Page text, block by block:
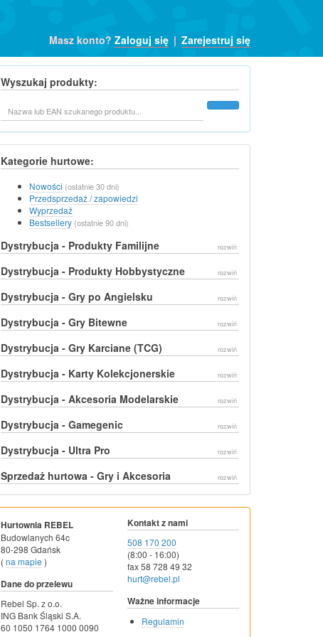
Masz konto? Zaloguj się | Zarejestruj się
Wyszukaj produkty:
Kategorie hurtowe:
Nowości (ostatnie 30 dni)
Przedsprzedaż / zapowiedzi
Wyprzedaż
Bestsellery (ostatnie 90 dni)
Dystrybucja - Produkty Familijne rozwiń
Dystrybucja - Produkty Hobbystyczne rozwiń
Dystrybucja - Gry po Angielsku rozwiń
Dystrybucja - Gry Bitewne rozwiń
Dystrybucja - Gry Karciane (TCG) rozwiń
Dystrybucja - Karty Kolekcjonerskie rozwiń
Dystrybucja - Akcesoria Modelarskie rozwiń
Dystrybucja - Gamegenic rozwiń
Dystrybucja - Ultra Pro rozwiń
Sprzedaż hurtowa - Gry i Akcesoria rozwiń
Hurtownia REBEL
Budowlanych 64c
80-298 Gdańsk
(na mapie )
Dane do przelewu
Rebel Sp. z o.o.
ING Bank Śląski S.A.
60 1050 1764 1000 0090
Kontakt z nami
508 170 200
(8:00 - 16:00)
fax 58 728 49 32
hurt@rebel.pl
Ważne informacje
Regulamin